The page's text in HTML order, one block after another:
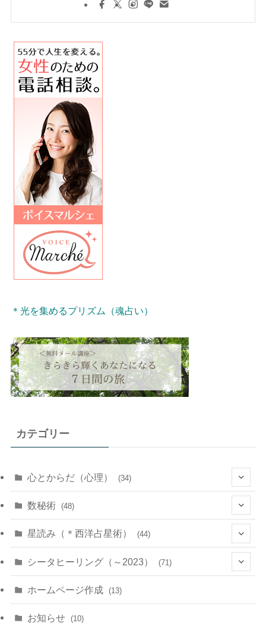
＊光を集めるプリズム（魂占い）
カテゴリー
心とからだ（心理） (34)
(1)
(22)
(7)
(7)
数秘術 (48)
(11)
(10)
星読み（＊西洋占星術） (44)
(11)
(8)
シータヒーリング（～2023） (71)
(14)
ホームページ作成 (13)
お知らせ (10)